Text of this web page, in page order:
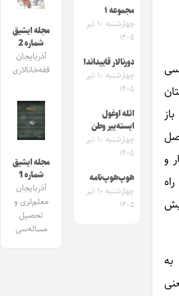
و
مجموعه ۱
چهارشنبه ۱۰ تیر
۱۴۰۵
دورنالار قاییداندا
چهارشنبه ۱۰ تیر
۱۴۰۵
ائله اوغول
ایسته‌ییر وطن
چهارشنبه ۱۰ تیر
۱۴۰۵
هوپ‌هوپ‌نامه
چهارشنبه ۱۰ تیر
۱۴۰۵
مجله ایشیق
شماره 2
آذربایجان
قفه‌خانالاری
مجله ایشیق
شماره 1
آذربایجان
معلم‌لری و
تحصیل
مساله‌سی